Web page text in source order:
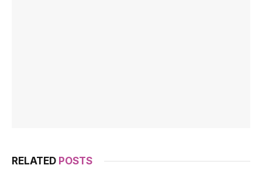
RELATED POSTS